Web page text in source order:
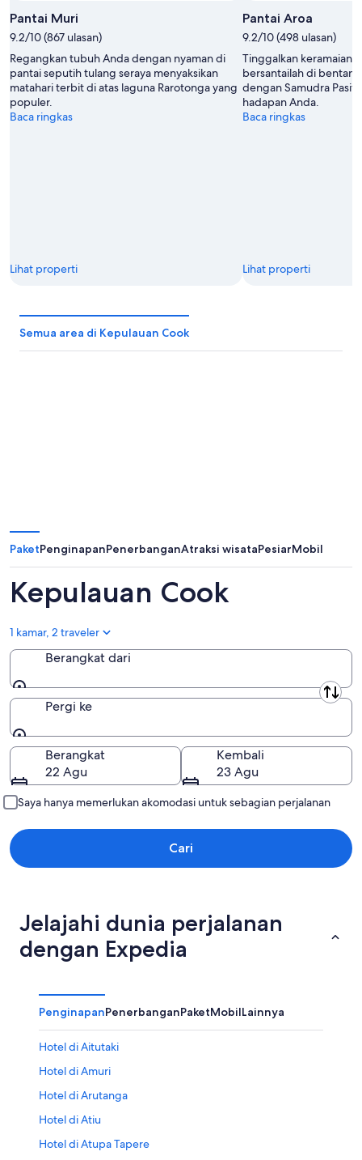
Pantai Muri
9.2/10 (867 ulasan)
Regangkan tubuh Anda dengan nyaman di
pantai seputih tulang seraya menyaksikan
matahari terbit di atas laguna Rarotonga yang
populer.
Baca ringkas
Lihat properti
Pantai Aroa
9.2/10 (498 ulasan)
Tinggalkan keramaian
bersantailah di
dengan Samudra
hadapan Anda.
Baca ringkas
Lihat properti
Semua area di Kepulauan Cook
PaketPenginapanPenerbanganAtraksi wisataPesiarMobil
Kepulauan Cook
1 kamar, 2 traveler
Berangkat dari
Berangkat dari
Pergi ke
Pergi ke
Berangkat
22 Agu
Kembali
23 Agu
Saya hanya memerlukan akomodasi untuk sebagian perjalanan
Cari
Jelajahi dunia perjalanan
dengan Expedia
PenginapanPenerbanganPaketMobilLainnya
Hotel di Aitutaki
Hotel di Amuri
Hotel di Arutanga
Hotel di Atiu
Hotel di Atupa Tapere